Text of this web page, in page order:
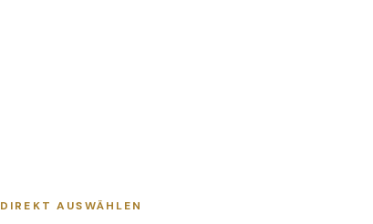
DIREKT AUSWÄHLEN